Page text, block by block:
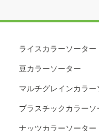
で生産能力を3倍に
ライスカラーソーター
豆カラーソーター
マルチグレインカラー
プラスチックカラーソ
ナッツカラーソーター